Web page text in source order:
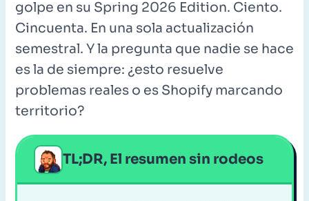
golpe en su Spring 2026 Edition. Ciento.
Cincuenta. En una sola actualización
semestral. Y la pregunta que nadie se hace
es la de siempre: ¿esto resuelve
problemas reales o es Shopify marcando
territorio?
TL;DR, El resumen sin rodeos